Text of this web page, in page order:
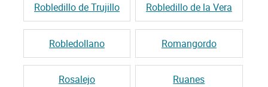
Robledillo de Trujillo Robledillo de la Vera
Robledollano Romangordo
Rosalejo Ruanes